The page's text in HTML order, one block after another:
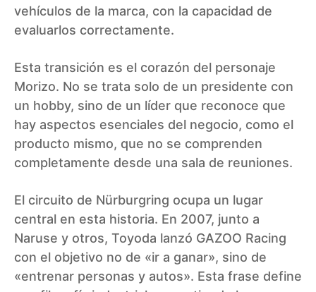
vehículos de la marca, con la capacidad de
evaluarlos correctamente.
Esta transición es el corazón del personaje
Morizo. No se trata solo de un presidente con
un hobby, sino de un líder que reconoce que
hay aspectos esenciales del negocio, como el
producto mismo, que no se comprenden
completamente desde una sala de reuniones.
El circuito de Nürburgring ocupa un lugar
central en esta historia. En 2007, junto a
Naruse y otros, Toyoda lanzó GAZOO Racing
con el objetivo no de «ir a ganar», sino de
«entrenar personas y autos». Esta frase define